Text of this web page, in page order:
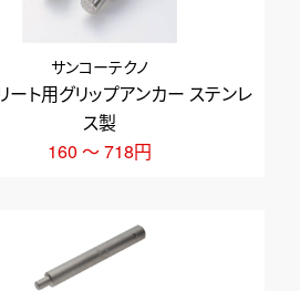
ート用グリップアンカー ステンレ
ス製
サンコーテクノ
160 ～ 718円